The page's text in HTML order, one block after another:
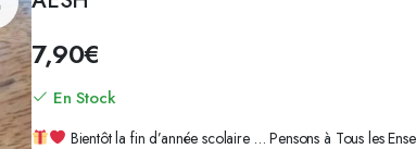
ST PATRICK
LES FÊTES FAMILIALES
REMERCIEMENTS
OCTOBRE ROSE
HALLOWEEN
CRÉOLES ACIER OR
7,90€
En Stock
Bientôt la fin d’année scolaire … Pensons à Tous les